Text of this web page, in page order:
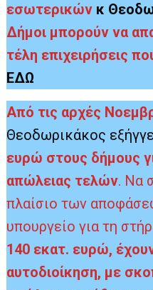
εσωτερικών κ
Δήμοι μπορούν να
τέλη επιχειρήσεις
ΕΔΩ
Από τις αρχές
Θεοδωρικάκος
ευρώ στους δήμους
απώλειας τελών. Να
πλαίσιο των
υπουργείο για τη
140 εκατ. ευρώ,
αυτοδιοίκηση, με